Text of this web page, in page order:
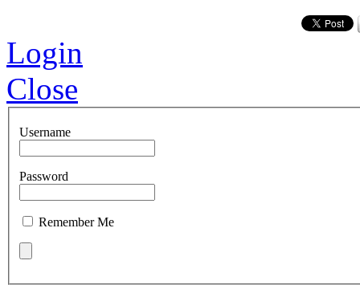
Login
Close
Username
Password
Remember Me